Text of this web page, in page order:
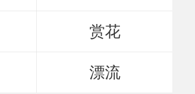
赏花
漂流